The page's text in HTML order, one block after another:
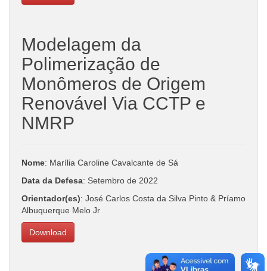
Modelagem da
Polimerização de
Monômeros de Origem
Renovável Via CCTP e
NMRP
Nome: Marília Caroline Cavalcante de Sá
Data da Defesa: Setembro de 2022
Orientador(es): José Carlos Costa da Silva Pinto & Príamo
Albuquerque Melo Jr
Download